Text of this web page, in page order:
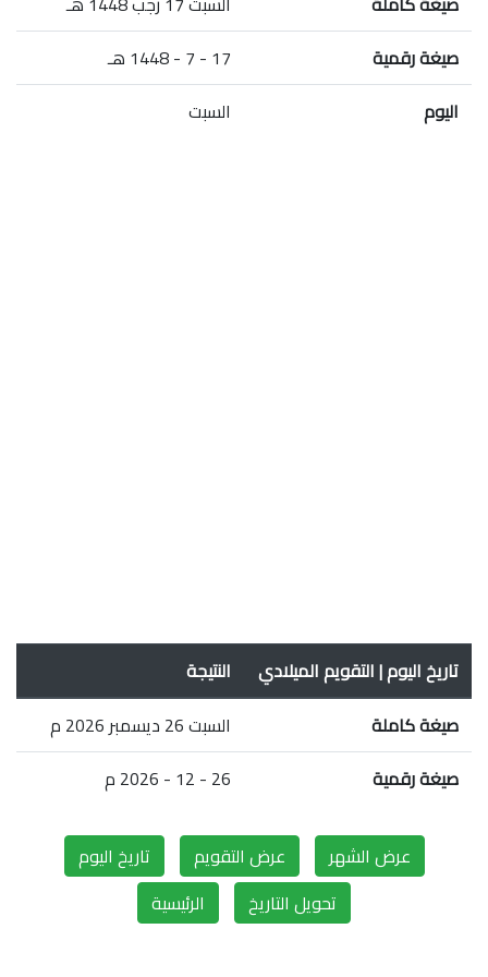
صيغة رقمية
17 - 7 - 1448 هـ
اليوم
السبت
تاريخ اليوم | التقويم الميلادي
النتيجة
صيغة كاملة
السبت 26 ديسمبر 2026 م
صيغة رقمية
26 - 12 - 2026 م
عرض الشهر عرض التقويم
تاريخ اليوم
تحويل التاريخ
الرئيسية